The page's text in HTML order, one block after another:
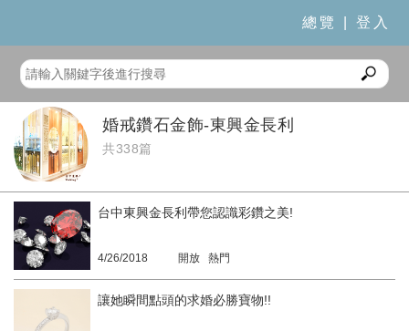
總覽 登入
婚戒鑽石金飾-東興金長利
共338篇
台中東興金長利帶您認識彩鑽之美!
4/26/2018 開放 熱門
讓她瞬間點頭的求婚必勝寶物!!